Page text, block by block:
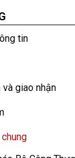
tin
và giao nhận